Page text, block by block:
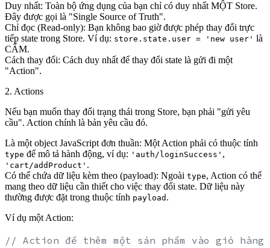
Duy nhất: Toàn bộ ứng dụng của bạn chỉ có duy nhất MỘT Store.
Đây được gọi là "Single Source of Truth".
Chỉ đọc (Read-only): Bạn không bao giờ được phép thay đổi trực
tiếp state trong Store. Ví dụ: store.state.user = 'new user' là
CẤM.
Cách thay đổi: Cách duy nhất để thay đổi state là gửi đi một
"Action".
2. Actions
Nếu bạn muốn thay đổi trạng thái trong Store, bạn phải "gửi yêu
cầu". Action chính là bản yêu cầu đó.
Là một object JavaScript đơn thuần: Một Action phải có thuộc tính
type để mô tả hành động, ví dụ: 'auth/loginSuccess' ,
'cart/addProduct' .
Có thể chứa dữ liệu kèm theo (payload): Ngoài type, Action có thể
mang theo dữ liệu cần thiết cho việc thay đổi state. Dữ liệu này
thường được đặt trong thuộc tính payload .
Ví dụ một Action:
// Action để thêm một sản phẩm vào giỏ hàng